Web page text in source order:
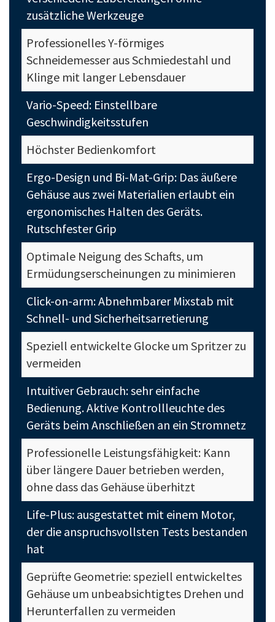
zusätzliche Werkzeuge
Professionelles Y-förmiges
Schneidemesser aus Schmiedestahl und
Klinge mit langer Lebensdauer
Vario-Speed: Einstellbare
Geschwindigkeitsstufen
Höchster Bedienkomfort
Ergo-Design und Bi-Mat-Grip: Das äußere
Gehäuse aus zwei Materialien erlaubt ein
ergonomisches Halten des Geräts.
Rutschfester Grip
Optimale Neigung des Schafts, um
Ermüdungserscheinungen zu minimieren
Click-on-arm: Abnehmbarer Mixstab mit
Schnell- und Sicherheitsarretierung
Speziell entwickelte Glocke um Spritzer zu
vermeiden
Intuitiver Gebrauch: sehr einfache
Bedienung. Aktive Kontrollleuchte des
Geräts beim Anschließen an ein Stromnetz
Professionelle Leistungsfähigkeit: Kann
über längere Dauer betrieben werden,
ohne dass das Gehäuse überhitzt
Life-Plus: ausgestattet mit einem Motor,
der die anspruchsvollsten Tests bestanden
hat
Geprüfte Geometrie: speziell entwickeltes
Gehäuse um unbeabsichtigtes Drehen und
Herunterfallen zu vermeiden